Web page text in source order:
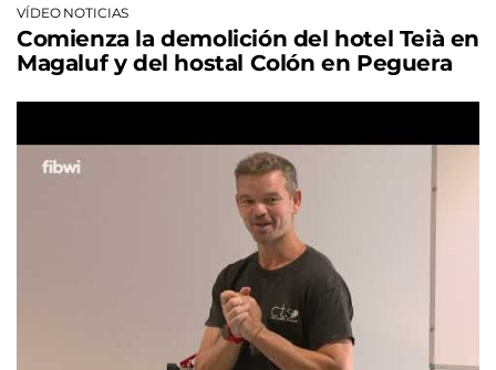
VÍDEO NOTICIAS
Comienza la demolición del hotel Teià en
Magaluf y del hostal Colón en Peguera